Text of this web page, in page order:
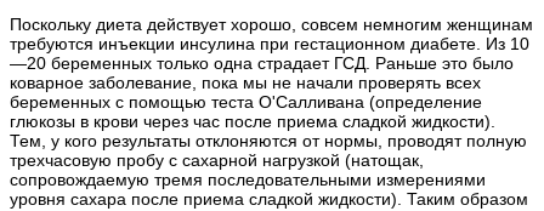
Поскольку диета действует хорошо, совсем немногим женщинам
требуются инъекции инсулина при гестационном диабете. Из 10
—20 беременных только одна страдает ГСД. Раньше это было
коварное заболевание, пока мы не начали проверять всех
беременных с помощью теста О'Салливана (определение
глюкозы в крови через час после приема сладкой жидкости).
Тем, у кого результаты отклоняются от нормы, проводят полную
трехчасовую пробу с сахарной нагрузкой (натощак,
сопровождаемую тремя последовательными измерениями
уровня сахара после приема сладкой жидкости). Таким образом